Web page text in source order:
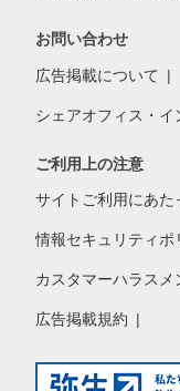
お問い合わせ
広告掲載について
シェアオフィス・
ご利用上の注意
サイトご利用にあた
情報セキュリティポ
カスタマーハラス
広告掲載規約